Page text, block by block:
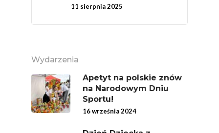
11 sierpnia 2025
Wydarzenia
Apetyt na polskie znów
na Narodowym Dniu
Sportu!
16 września 2024
Chrup Owoce, Jedz
Super Moce
Rolników Ojczyzna